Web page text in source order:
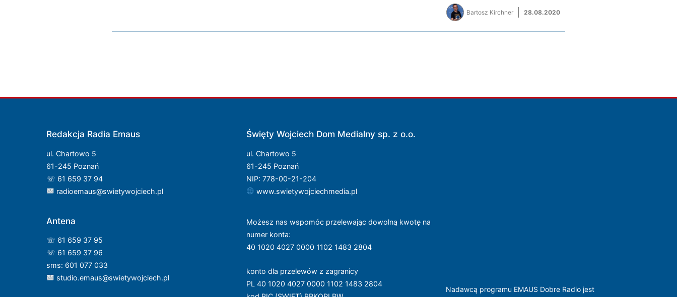
Bartosz Kirchner 28.08.2020
Redakcja Radia Emaus
ul. Chartowo 5
61-245 Poznań
☏ 61 659 37 94
radioemaus@swietywojciech.pl
Antena
☏ 61 659 37 95
☏ 61 659 37 96
sms: 601 077 033
studio.emaus@swietywojciech.pl
Święty Wojciech Dom Medialny sp. z o.o.
ul. Chartowo 5
61-245 Poznań
NIP: 778-00-21-204
www.swietywojciechmedia.pl
Możesz nas wspomóc przelewając dowolną kwotę na
numer konta:
40 1020 4027 0000 1102 1483 2804
konto dla przelewów z zagranicy
PL 40 1020 4027 0000 1102 1483 2804
Nadawcą programu EMAUS Dobre Radio jest